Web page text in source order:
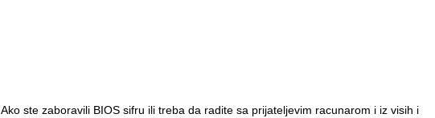
Ako ste zaboravili BIOS sifru ili treba da radite sa prijateljevim racunarom i iz visih i